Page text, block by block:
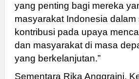
yang penting bagi mereka
masyarakat Indonesia
kontribusi pada upaya
dan masyarakat di masa
yang berkelanjutan.”
Sementara Rika Anggraini,